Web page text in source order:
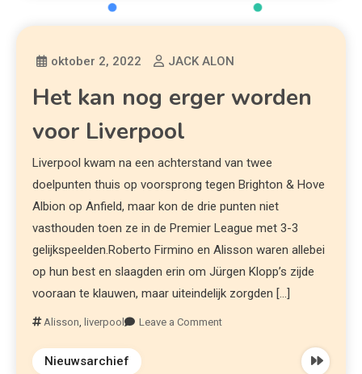
oktober 2, 2022 JACK ALON
Het kan nog erger worden
voor Liverpool
Liverpool kwam na een achterstand van twee
doelpunten thuis op voorsprong tegen Brighton & Hove
Albion op Anfield, maar kon de drie punten niet
vasthouden toen ze in de Premier League met 3-3
gelijkspeelden.Roberto Firmino en Alisson waren allebei
op hun best en slaagden erin om Jürgen Klopp’s zijde
vooraan te klauwen, maar uiteindelijk zorgden […]
Alisson, liverpool Leave a Comment
Nieuwsarchief